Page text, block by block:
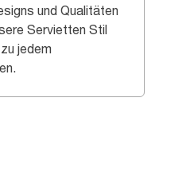
und Qualitäten
Servietten Stil
jedem